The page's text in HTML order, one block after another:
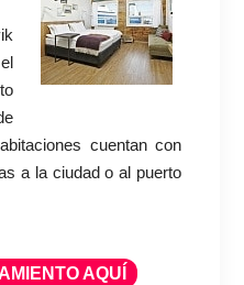
cuentan con
a la ciudad o al puerto
AQUÍ